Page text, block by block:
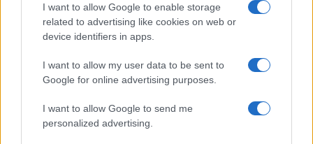
I want to allow Google to enable storage
related to advertising like cookies on web or
device identifiers in apps.
I want to allow my user data to be sent to
Google for online advertising purposes.
I want to allow Google to send me
personalized advertising.
22/06/2016 - 12:29
έκανε γυαλιά-καρφιά στα Χανιά